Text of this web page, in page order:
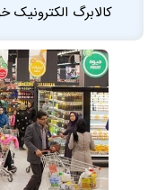
کالابرگ الکترونیک